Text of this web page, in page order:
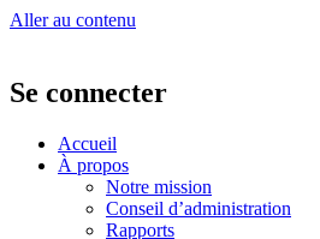
Aller au contenu
Se connecter
Accueil
À propos
Notre mission
Conseil d’administration
Rapports